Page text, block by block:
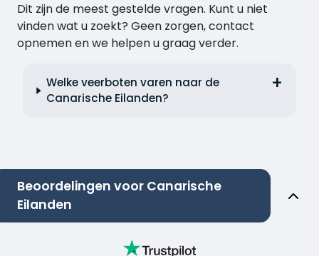
Dit zijn de meest gestelde vragen. Kunt u niet
vinden wat u zoekt? Geen zorgen, contact
opnemen en we helpen u graag verder.
Welke veerboten varen naar de
Canarische Eilanden?
Beoordelingen voor Canarische
Eilanden